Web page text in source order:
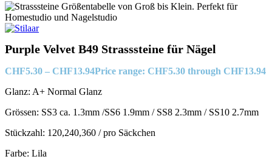
Purple Velvet B49 Strasssteine für Nägel
CHF5.30 – CHF13.94Price range: CHF5.30 through CHF13.94
Glanz: A+ Normal Glanz
Grössen: SS3 ca. 1.3mm /SS6 1.9mm / SS8 2.3mm / SS10 2.7mm
Stückzahl: 120,240,360 / pro Säckchen
Farbe: Lila